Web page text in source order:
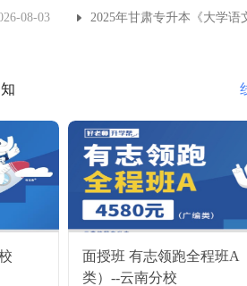
08-03 2025年甘肃专升本《大学语
期逆袭就现在
面授班 有志领跑全程班A
类）--云南分校